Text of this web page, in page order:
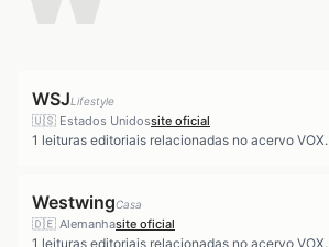
WSJLifestyle
🇺🇸 Estados Unidossite oficial
1 leituras editoriais relacionadas no acervo VOX.
WestwingCasa
🇩🇪 Alemanhasite oficial
1 leituras editoriais relacionadas no acervo VOX.